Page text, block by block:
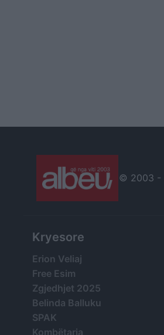
© 2003 -
Kryesore
Erion Veliaj
Free Esim
Zgjedhjet 2025
Belinda Balluku
SPAK
Kombëtarja